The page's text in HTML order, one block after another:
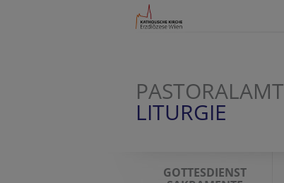
PASTORALAMT
LITURGIE
GOTTESDIENST